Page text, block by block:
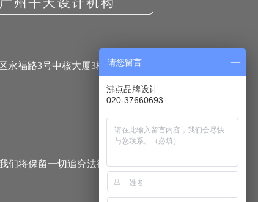
永福路3号中核大厦3楼
们将保留一切追究法律责任的权
请您留言
沸点品牌设计
020-37660693